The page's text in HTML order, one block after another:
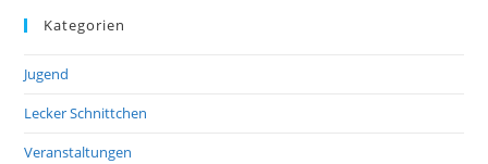
Kategorien
Jugend
Lecker Schnittchen
Veranstaltungen